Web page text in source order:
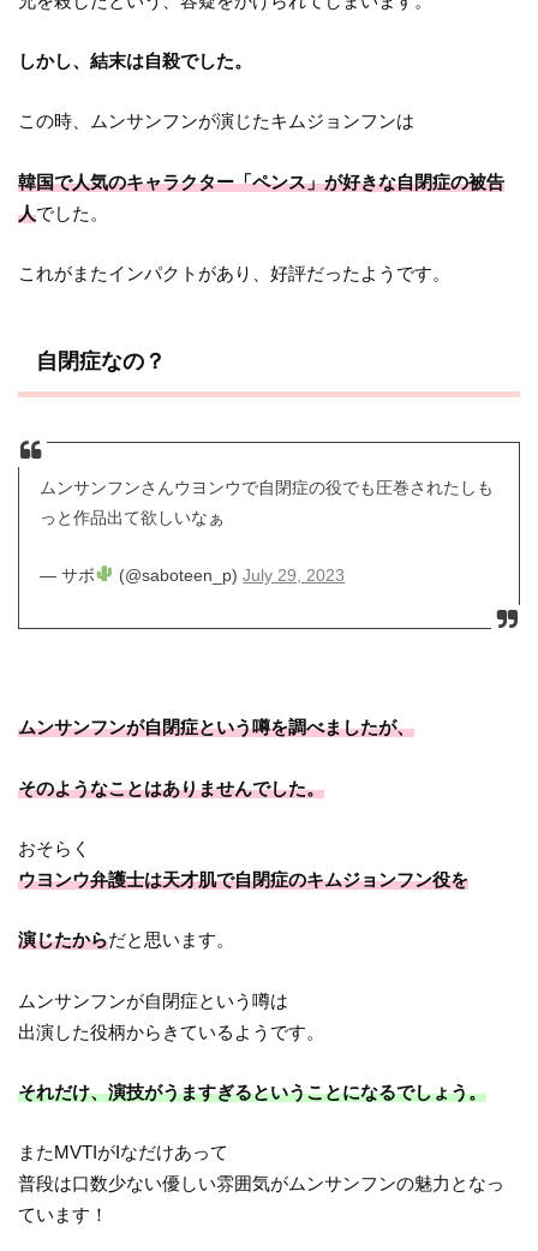
しかし、結末は自殺でした。
この時、ムンサンフンが演じたキムジョンフンは
韓国で人気のキャラクター「ペンス」が好きな自閉症の被告
人でした。
これがまたインパクトがあり、好評だったようです。
自閉症なの？
ムンサンフンさんウヨンウで自閉症の役でも圧巻されたしも
っと作品出て欲しいなぁ
— サボ (@saboteen_p)July 29, 2023
ムンサンフンが自閉症という噂を調べましたが、
そのようなことはありませんでした。
おそらく
ウヨンウ弁護士は天才肌で自閉症のキムジョンフン役を
演じたからだと思います。
ムンサンフンが自閉症という噂は
出演した役柄からきているようです。
それだけ、演技がうますぎるということになるでしょう。
またMVTIがIなだけあって
普段は口数少ない優しい雰囲気がムンサンフンの魅力となっ
ています！